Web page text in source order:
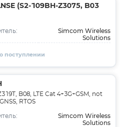
(S2-109BH-Z3075, B03
Simcom Wireless
Solutions
поступлении
B08, LTE Cat 4+3G+GSM, not
RTOS
Simcom Wireless
Solutions